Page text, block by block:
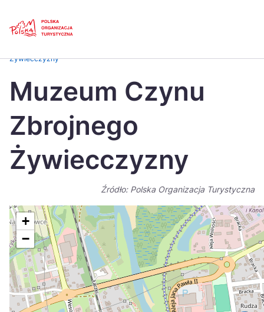
Česká
Dansk
Español
Italiano
日本
Português
Suomi
Україна
Zamknij
Żywiecczyzny
Muzeum Czynu
Zbrojnego
Żywiecczyzny
Źródło: Polska Organizacja Turystyczna
+
−